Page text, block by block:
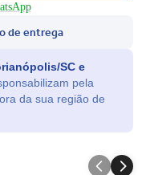
de entrega
SC e
da sua região de